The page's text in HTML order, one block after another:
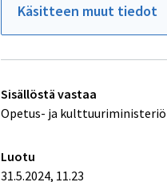
Käsitteen muut tiedot
Tekniset
lisätiedot
Sisällöstä vastaa
Opetus- ja kulttuuriministeriö
Luotu
31.5.2024, 11.23